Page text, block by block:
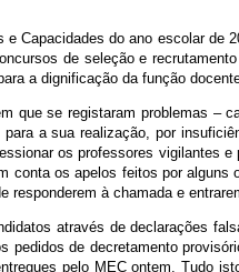
Capacidades do ano escolar
de seleção e
a dignificação da função
que se registaram problemas
a sua realização, por
os professores vigilantes
os apelos feitos por
à chamada e
através de declarações
de decretamento
pelo MEC ontem. Tudo